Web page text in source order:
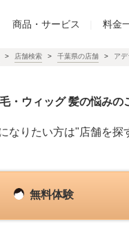
商品・サービス 料
店舗検索 千葉県の店舗 ア
・ウィッグ 髪の悩みの
なりたい方は"店舗を
無料体験